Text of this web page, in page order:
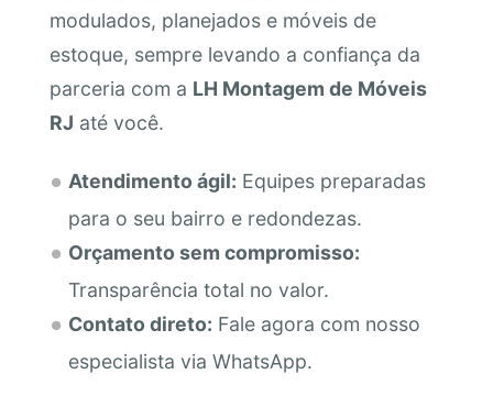
modulados, planejados e móveis de
estoque, sempre levando a confiança da
parceria com a LH Montagem de Móveis
RJ até você.
Atendimento ágil: Equipes preparadas
para o seu bairro e redondezas.
Orçamento sem compromisso:
Transparência total no valor.
Contato direto: Fale agora com nosso
especialista via WhatsApp.